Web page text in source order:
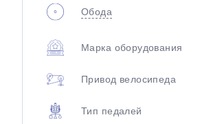
Обода
Марка оборудования
Привод велосипеда
Тип педалей